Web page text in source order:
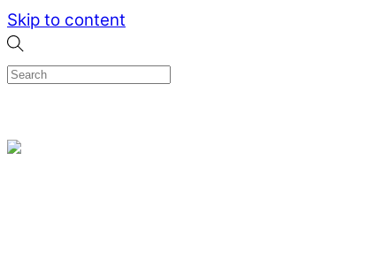
Skip to content